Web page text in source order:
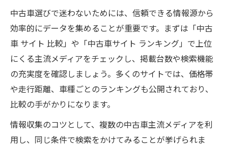
中古車選びで迷わないためには、信頼できる情報源から
効率的にデータを集めることが重要です。まずは「中古
車 サイト 比較」や「中古車サイト ランキング」で上位
にくる主流メディアをチェックし、掲載台数や検索機能
の充実度を確認しましょう。多くのサイトでは、価格帯
や走行距離、車種ごとのランキングも公開されており、
比較の手がかりになります。
情報収集のコツとして、複数の中古車主流メディアを利
用し、同じ条件で検索をかけてみることが挙げられま